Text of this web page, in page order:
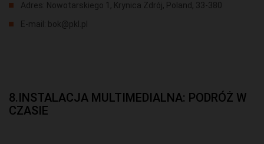
Adres: Nowotarskiego 1, Krynica Zdrój, Poland, 33-380
E-mail: bok@pkl.pl
8.INSTALACJA MULTIMEDIALNA: PODRÓŻ W
CZASIE